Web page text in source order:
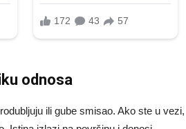
odnosa
ili gube smisao. Ako ste u vezi,